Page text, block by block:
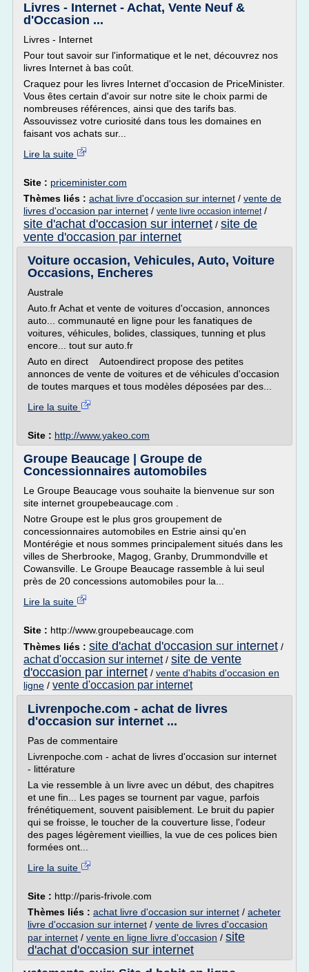
Livres - Internet - Achat, Vente Neuf &
d'Occasion ...
Livres - Internet
Pour tout savoir sur l'informatique et le net, découvrez nos
livres Internet à bas coût.
Craquez pour les livres Internet d'occasion de PriceMinister.
Vous êtes certain d'avoir sur notre site le choix parmi de
nombreuses références, ainsi que des tarifs bas.
Assouvissez votre curiosité dans tous les domaines en
faisant vos achats sur...
Lire la suite
Site : priceminister.com
Thèmes liés : achat livre d'occasion sur internet / vente de
livres d'occasion par internet / vente livre occasion internet/
site d'achat d'occasion sur internet / site de
vente d'occasion par internet
Voiture occasion, Vehicules, Auto, Voiture
Occasions, Encheres
Australe
Auto.fr Achat et vente de voitures d'occasion, annonces
auto... communauté en ligne pour les fanatiques de
voitures, véhicules, bolides, classiques, tunning et plus
encore... tout sur auto.fr
Auto en direct Autoendirect propose des petites
annonces de vente de voitures et de véhicules d'occasion
de toutes marques et tous modèles déposées par des...
Lire la suite
Site : http://www.yakeo.com
Groupe Beaucage | Groupe de
Concessionnaires automobiles
Le Groupe Beaucage vous souhaite la bienvenue sur son
site internet groupebeaucage.com .
Notre Groupe est le plus gros groupement de
concessionnaires automobiles en Estrie ainsi qu'en
Montérégie et nous sommes principalement situés dans les
villes de Sherbrooke, Magog, Granby, Drummondville et
Cowansville. Le Groupe Beaucage rassemble à lui seul
près de 20 concessions automobiles pour la...
Lire la suite
Site : http://www.groupebeaucage.com
Thèmes liés : site d'achat d'occasion sur internet /
achat d'occasion sur internet/ site de vente
d'occasion par internet / vente d'habits d'occasion en
ligne / vente d'occasion par internet
Livrenpoche.com - achat de livres
d'occasion sur internet ...
Pas de commentaire
Livrenpoche.com - achat de livres d'occasion sur internet
- littérature
La vie ressemble à un livre avec un début, des chapitres
et une fin... Les pages se tournent par vague, parfois
frénétiquement, souvent paisiblement. Le bruit du papier
qui se froisse, le toucher de la couverture lisse, l'odeur
des pages légèrement vieillies, la vue de ces polices bien
formées ont...
Lire la suite
Site : http://paris-frivole.com
Thèmes liés : achat livre d'occasion sur internet / acheter
livre d'occasion sur internet / vente de livres d'occasion
par internet / vente en ligne livre d'occasion / site
d'achat d'occasion sur internet